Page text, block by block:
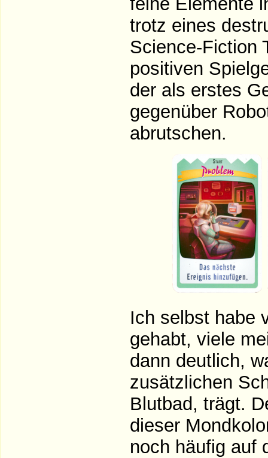
trotz eines
Science-Fiction
positiven
der als erstes
gegenüber
abrutschen.
Ich selbst habe
gehabt, viele
dann deutlich,
zusätzlichen
Blutbad, trägt.
dieser
noch häufig auf